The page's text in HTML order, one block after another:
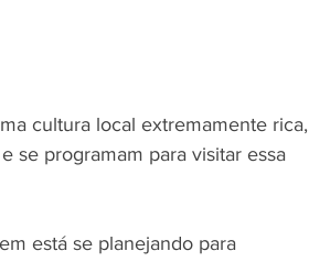
cultura local extremamente rica,
se programam para visitar essa
está se planejando para